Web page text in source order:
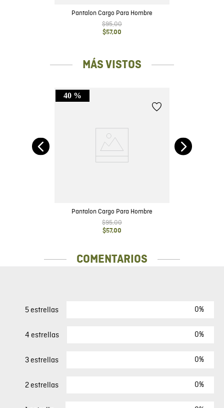
Pantalon Cargo Para Hombre
$95,00
$57,00
MÁS VISTOS
40 %
Pantalon Cargo Para Hombre
$95,00
$57,00
COMENTARIOS
5 estrellas 0%
4 estrellas 0%
3 estrellas 0%
2 estrellas 0%